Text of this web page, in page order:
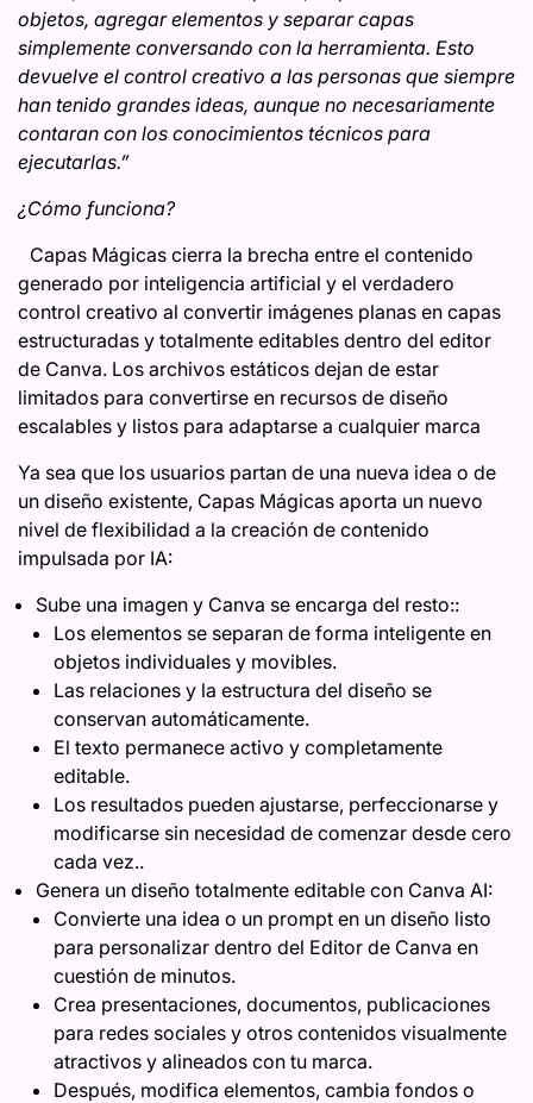
objetos, agregar elementos y separar capas
simplemente conversando con la herramienta. Esto
devuelve el control creativo a las personas que siempre
han tenido grandes ideas, aunque no necesariamente
contaran con los conocimientos técnicos para
ejecutarlas.”
¿Cómo funciona?
Capas Mágicas cierra la brecha entre el contenido
generado por inteligencia artificial y el verdadero
control creativo al convertir imágenes planas en capas
estructuradas y totalmente editables dentro del editor
de Canva. Los archivos estáticos dejan de estar
limitados para convertirse en recursos de diseño
escalables y listos para adaptarse a cualquier marca
Ya sea que los usuarios partan de una nueva idea o de
un diseño existente, Capas Mágicas aporta un nuevo
nivel de flexibilidad a la creación de contenido
impulsada por IA:
Sube una imagen y Canva se encarga del resto::
Los elementos se separan de forma inteligente en
objetos individuales y movibles.
Las relaciones y la estructura del diseño se
conservan automáticamente.
El texto permanece activo y completamente
editable.
Los resultados pueden ajustarse, perfeccionarse y
modificarse sin necesidad de comenzar desde cero
cada vez..
Genera un diseño totalmente editable con Canva AI:
Convierte una idea o un prompt en un diseño listo
para personalizar dentro del Editor de Canva en
cuestión de minutos.
Crea presentaciones, documentos, publicaciones
para redes sociales y otros contenidos visualmente
atractivos y alineados con tu marca.
Después, modifica elementos, cambia fondos o